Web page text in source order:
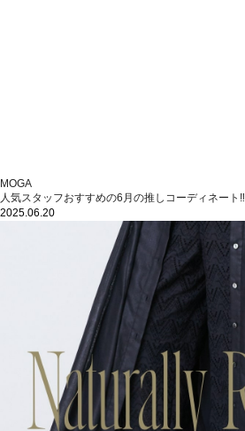
MOGA
人気スタッフおすすめの6月の推しコーディネート‼
2025.06.20